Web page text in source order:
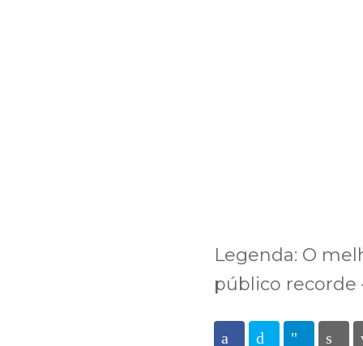
Legenda: O
público recorde
FacebookTwitter